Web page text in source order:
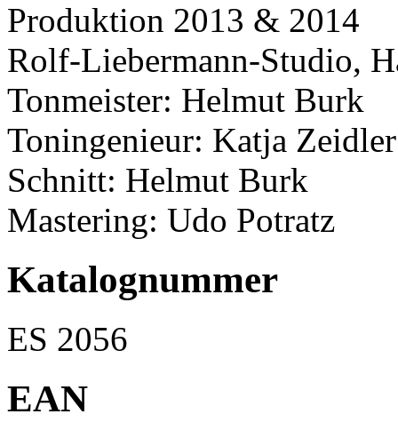
Produktion 2013 & 2014
Rolf-Liebermann-Studio,
Tonmeister: Helmut Burk
Toningenieur: Katja Zeidler
Schnitt: Helmut Burk
Mastering: Udo Potratz
Katalognummer
ES 2056
EAN